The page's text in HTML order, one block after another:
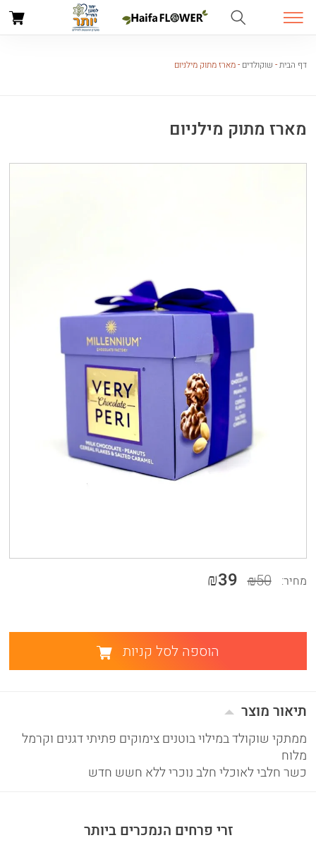
דף הבית- שוקולדים -מארז מתוק מילניום
מארז מתוק מילניום
מחיר: ₪50
₪39
הוספה לסל קניות
תיאור מוצר
ממתקי שוקולד במילוי בוטנים צימוקים פתיתי דגנים וקרמל
מלוח
כשר חלבי לאוכלי חלב נוכרי ללא חשש חדש
זרי פרחים הנמכרים ביותר